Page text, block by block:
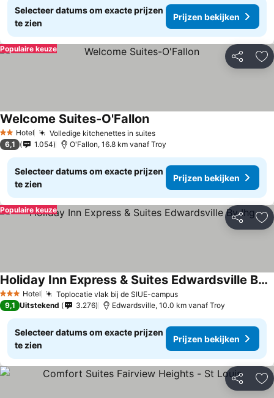
Selecteer datums om exacte prijzen
te zien
Prijzen bekijken
Delen
Populaire keuze
2 Sterren
Hotel Volledige kitchenettes in suites
Welcome Suites-O'Fallon
6,1 1.054 O'Fallon, 16.8 km vanaf Troy
Selecteer datums om exacte prijzen
te zien
Prijzen bekijken
Delen
Populaire keuze
3 SterrenHotel Toplocatie vlak bij de SIUE-campus
Holiday Inn Express & Suites Edwardsville By Ihg
9,1 Uitstekend 3.276 Edwardsville, 10.0 km vanaf Troy
Selecteer datums om exacte prijzen
te zien
Prijzen bekijken
Delen